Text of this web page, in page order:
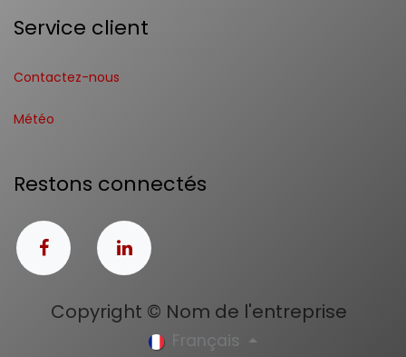
Service client
Contactez-nous
Météo
Restons connectés
Copyright © Nom de l'entreprise
Français